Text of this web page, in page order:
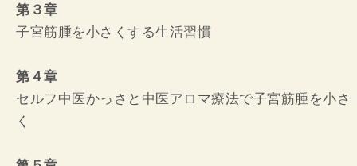
第３章
子宮筋腫を小さくする生活習慣
第４章
セルフ中医かっさと中医アロマ療法で子宮筋腫を小さ
く